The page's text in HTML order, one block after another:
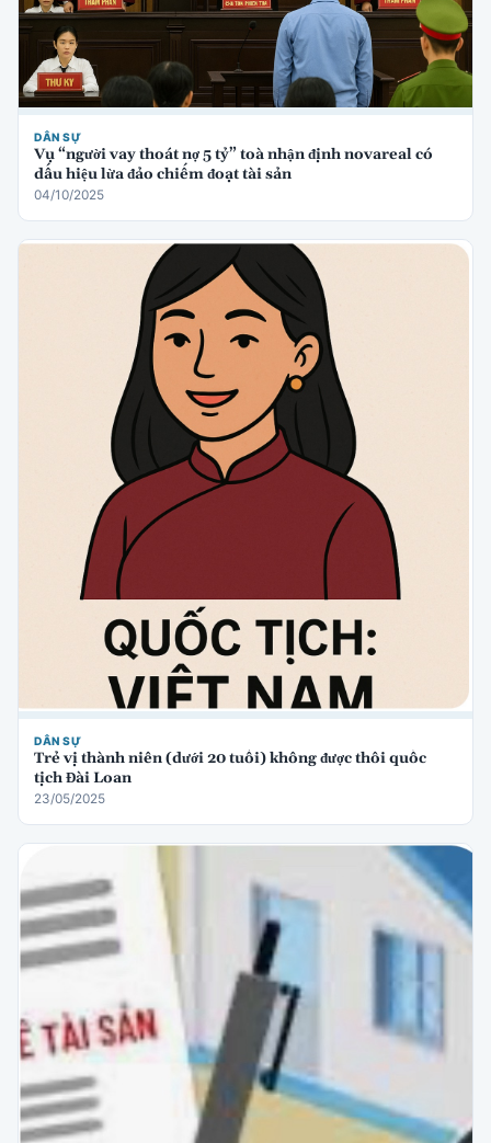
DÂN SỰ
Vụ “người vay thoát nợ 5 tỷ” toà nhận định novareal có
dấu hiệu lừa đảo chiếm đoạt tài sản
04/10/2025
DÂN SỰ
Trẻ vị thành niên (dưới 20 tuổi) không được thôi quốc
tịch Đài Loan
23/05/2025